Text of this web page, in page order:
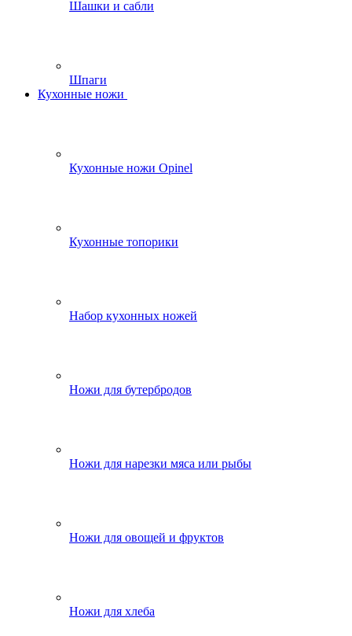
Шашки и сабли
Шпаги
Кухонные ножи
Кухонные ножи Opinel
Кухонные топорики
Набор кухонных ножей
Ножи для бутербродов
Ножи для нарезки мяса или рыбы
Ножи для овощей и фруктов
Ножи для хлеба